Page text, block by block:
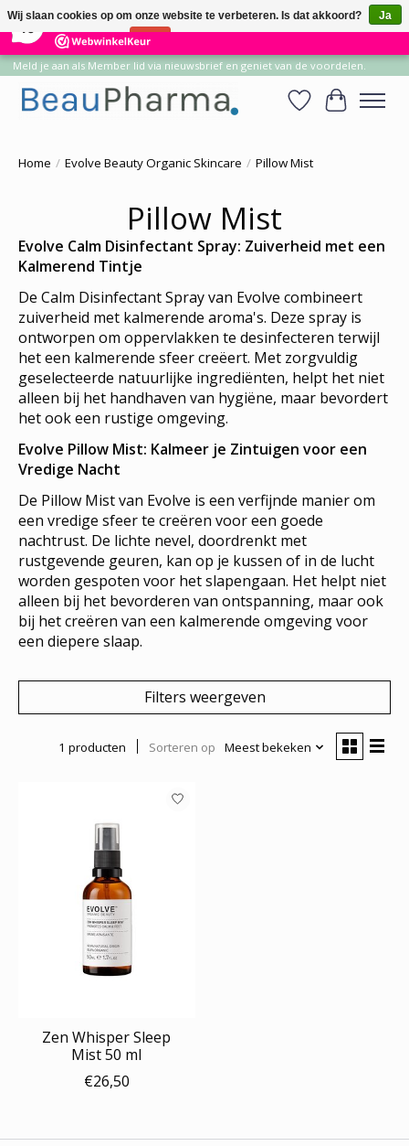
14 Reviews ×
Meld je aan als Member lid via nieuwsbrief en geniet van de voordelen.
Verlanglijst
Home / Evolve Beauty Organic Skincare / Pillow Mist
Pillow Mist
Evolve Calm Disinfectant Spray: Zuiverheid met een
Kalmerend Tintje
De Calm Disinfectant Spray van Evolve combineert
zuiverheid met kalmerende aroma's. Deze spray is
ontworpen om oppervlakken te desinfecteren terwijl
het een kalmerende sfeer creëert. Met zorgvuldig
geselecteerde natuurlijke ingrediënten, helpt het niet
alleen bij het handhaven van hygiëne, maar bevordert
het ook een rustige omgeving.
Evolve Pillow Mist: Kalmeer je Zintuigen voor een
Vredige Nacht
De Pillow Mist van Evolve is een verfijnde manier om
een vredige sfeer te creëren voor een goede
nachtrust. De lichte nevel, doordrenkt met
rustgevende geuren, kan op je kussen of in de lucht
worden gespoten voor het slapengaan. Het helpt niet
alleen bij het bevorderen van ontspanning, maar ook
bij het creëren van een kalmerende omgeving voor
een diepere slaap.
Filters weergeven
1 producten Sorteren op Meest bekeken
Zen Whisper Sleep
Mist 50 ml
€26,50
Wij slaan cookies op om onze website te verbeteren. Is dat akkoord?
Ja
Nee